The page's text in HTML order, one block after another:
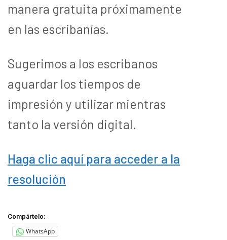
manera gratuita próximamente
en las escribanías.
Sugerimos a los escribanos
aguardar los tiempos de
impresión y utilizar mientras
tanto la versión digital.
Haga clic aquí para acceder a la
resolución
Compártelo:
WhatsApp